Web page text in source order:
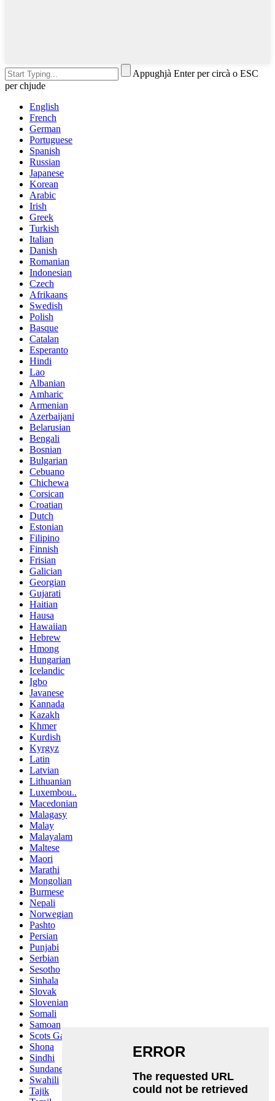
Appughjà Enter per circà o ESC
per chjude
English
French
German
Portuguese
Spanish
Russian
Japanese
Korean
Arabic
Irish
Greek
Turkish
Italian
Danish
Romanian
Indonesian
Czech
Afrikaans
Swedish
Polish
Basque
Catalan
Esperanto
Hindi
Lao
Albanian
Amharic
Armenian
Azerbaijani
Belarusian
Bengali
Bosnian
Bulgarian
Cebuano
Chichewa
Corsican
Croatian
Dutch
Estonian
Filipino
Finnish
Frisian
Galician
Georgian
Gujarati
Haitian
Hausa
Hawaiian
Hebrew
Hmong
Hungarian
Icelandic
Igbo
Javanese
Kannada
Kazakh
Khmer
Kurdish
Kyrgyz
Latin
Latvian
Lithuanian
Luxembou..
Macedonian
Malagasy
Malay
Malayalam
Maltese
Maori
Marathi
Mongolian
Burmese
Nepali
Norwegian
Pashto
Persian
Punjabi
Serbian
Sesotho
Sinhala
Slovak
Slovenian
Somali
Samoan
Scots Gaelic
Shona
Sindhi
Sundanese
Swahili
Tajik